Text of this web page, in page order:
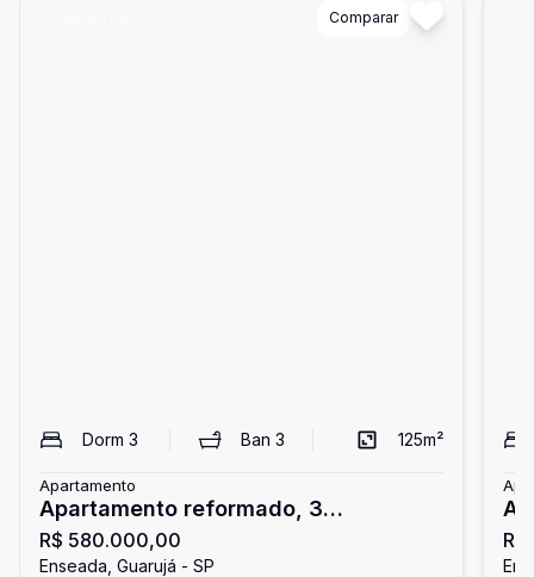
Comparar
Dorm 3 Ban3 125m²
Apartamento
Apartamento reformado, 3
dormitórios, Enseada, Guarujá
R$ 580.000,00
Enseada, Guarujá - SP